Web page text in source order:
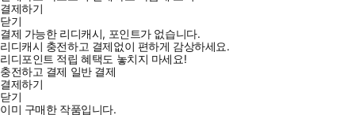
결제하기
닫기
결제 가능한 리디캐시, 포인트가 없습니다.
리디캐시 충전하고 결제없이 편하게 감상하세요.
리디포인트 적립 혜택도 놓치지 마세요!
충전하고 결제 일반 결제
결제하기
닫기
이미 구매한 작품입니다.